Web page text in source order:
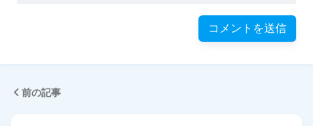
前の記事